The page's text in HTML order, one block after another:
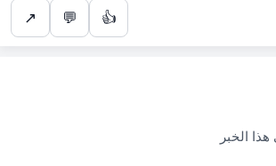
👍
💬
↗
الخبر